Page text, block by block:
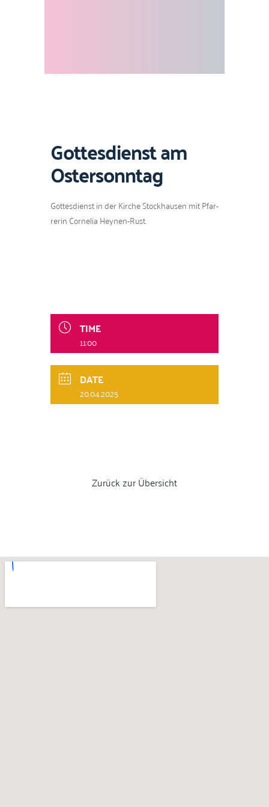
Gottesdienst am
Ostersonntag
Gottes­di­enst in der Kirche Stock­hausen mit Pfar­
rerin Cor­nelia Heynen-Rust.
TIME
11:00
DATE
20.04.2025
Zurück zur Übersicht